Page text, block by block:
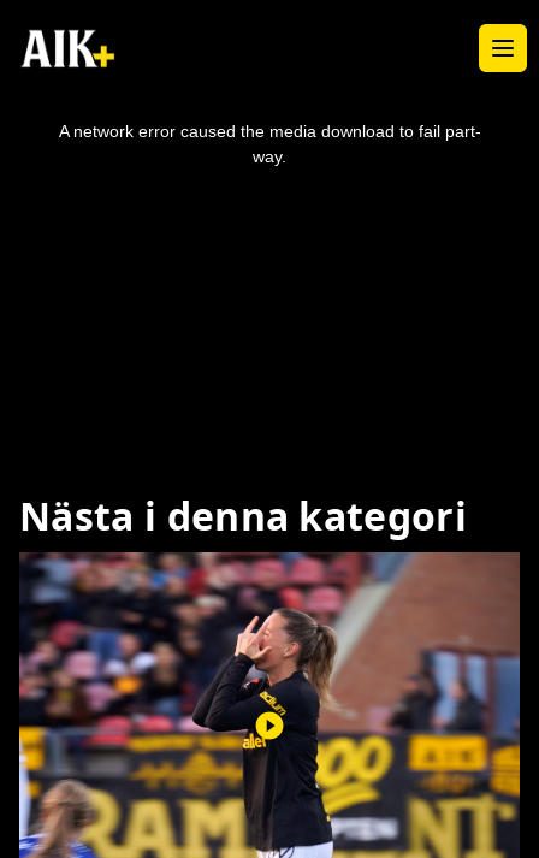
A network error caused the media download to fail part-
way.
Nästa i denna kategori